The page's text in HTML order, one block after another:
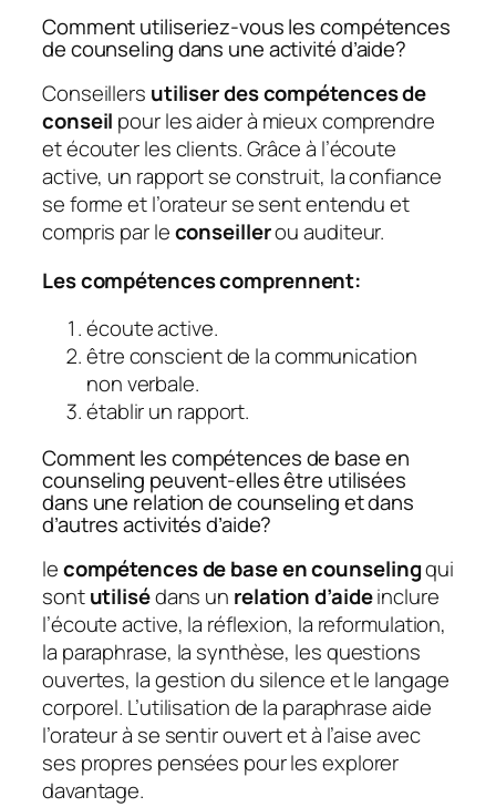
Comment utiliseriez-vous les compétences
de counseling dans une activité d’aide?
Conseillers utiliser des compétences de
conseil pour les aider à mieux comprendre
et écouter les clients. Grâce à l’écoute
active, un rapport se construit, la confiance
se forme et l’orateur se sent entendu et
compris par leconseillerou auditeur.
Les compétences comprennent:
écoute active.
être conscient de la communication
non verbale.
établir un rapport.
Comment les compétences de base en
counseling peuvent-elles être utilisées
dans une relation de counseling et dans
d’autres activités d’aide?
lecompétences de base en counselingqui
sontutilisédans un relation d’aideinclure
l’écoute active, la réflexion, la reformulation,
la paraphrase, la synthèse, les questions
ouvertes, la gestion du silence et le langage
corporel. L’utilisation de la paraphrase aide
l’orateur à se sentir ouvert et à l’aise avec
ses propres pensées pour les explorer
davantage.